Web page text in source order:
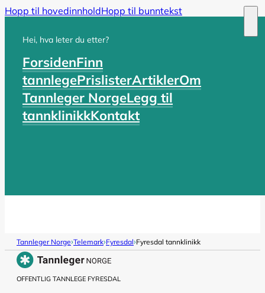
Hopp til hovedinnholdHopp til bunntekst
Hei, hva leter du etter?
ForsidenFinn
tannlegePrislisterArtiklerOm
Tannleger NorgeLegg til
tannklinikkKontakt
Tannleger Norge›Telemark›Fyresdal›Fyresdal tannklinikk
OFFENTLIG TANNLEGE FYRESDAL